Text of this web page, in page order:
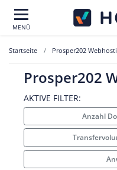
MENÜ
Startseite Prosper202
Prosper202
AKTIVE FILTER:
Anzahl